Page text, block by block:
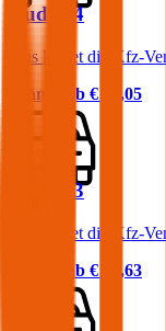
Audi A4
Was kostet die Kfz-
Prämie ab € 87,05
Audi A3
Was kostet die Kfz-
Prämie ab € 54,63